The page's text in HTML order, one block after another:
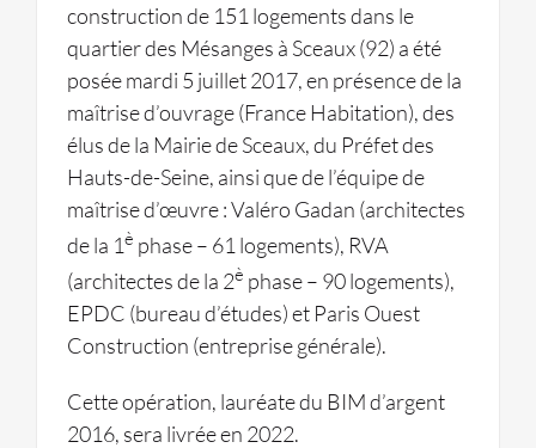
construction de 151 logements dans le
quartier des Mésanges à Sceaux (92) a été
posée mardi 5 juillet 2017, en présence de la
maîtrise d’ouvrage (France Habitation), des
élus de la Mairie de Sceaux, du Préfet des
Hauts-de-Seine, ainsi que de l’équipe de
maîtrise d’œuvre : Valéro Gadan (architectes
de la 1è phase – 61 logements), RVA
(architectes de la 2è phase – 90 logements),
EPDC (bureau d’études) et Paris Ouest
Construction (entreprise générale).
Cette opération, lauréate du BIM d’argent
2016, sera livrée en 2022.